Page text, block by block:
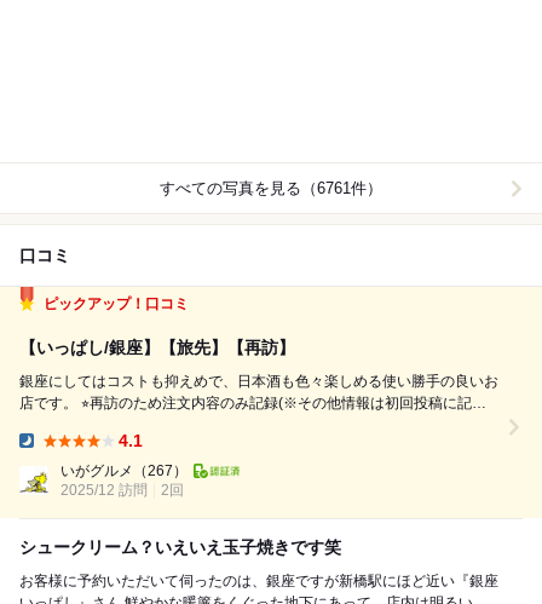
すべての写真を見る（6761件）
口コミ
ピックアップ！口コミ
【いっぱし/銀座】【旅先】【再訪】
銀座にしてはコストも抑えめで、日本酒も色々楽しめる使い勝手の良いお
店です。 ⭐︎再訪のため注文内容のみ記録(※その他情報は初回投稿に記載)
パリピーマン肉味噌納豆 ・舞茸肉巻き黒胡椒焼 …さしもりは見た目も華
や...
4.1
いがグルメ
（267）
2025/12 訪問
2回
シュークリーム？いえいえ玉子焼きです笑
お客様に予約いただいて伺ったのは、銀座ですが新橋駅にほど近い『銀座